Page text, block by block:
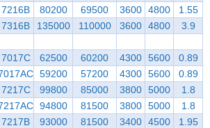
7216B 80200 69500 3600 4800
1.55
7316B 135000 110000 3600 4800 3.9
7017C 62500 60200 4300 5600
0.89
59200 57200 4300 5600
0.89
7217C 99800 85000 3800 5000
1.8
94800 81500 3800 5000
1.8
7217B 93000 81500 3400 4500
1.95